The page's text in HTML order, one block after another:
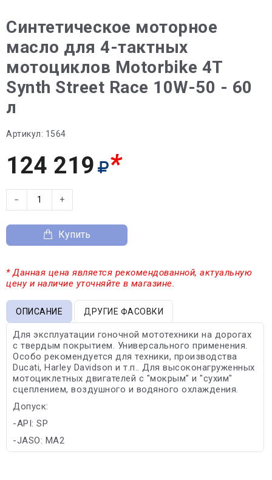
Синтетическое моторное
масло для 4-тактных
мотоциклов Motorbike 4T
Synth Street Race 10W-50 - 60
л
Артикул: 1564
124 219 *
− +
Купить
* Данная цена является рекомендованной, актуальную
цену и наличие уточняйте в магазине.
ОПИСАНИЕ ДРУГИЕ ФАСОВКИ
Для эксплуатации гоночной мототехники на дорогах
с твердым покрытием. Универсального применения.
Особо рекомендуется для техники, производства
Ducati, Harley Davidson и т.п.. Для высоконагруженных
мотоциклетных двигателей с "мокрым" и "сухим"
сцеплением, воздушного и водяного охлаждения.
Допуск:
-API: SP
-JASO: MA2